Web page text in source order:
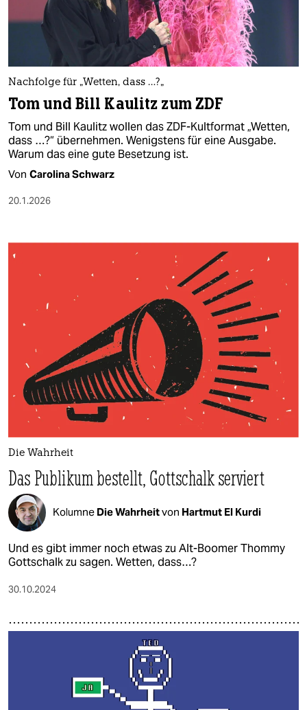
wahrheit
verlag
verlag
veranstaltungen
shop
fragen & hilfe
abo
epaper login
Nachfolge für „Wetten, dass …?„
Tom und Bill Kaulitz zum ZDF
Tom und Bill Kaulitz wollen das ZDF-Kultformat „Wetten,
dass …?“ übernehmen. Wenigstens für eine Ausgabe.
Warum das eine gute Besetzung ist.
Von Carolina Schwarz
20.1.2026
Die Wahrheit
Das Publikum bestellt, Gottschalk serviert
Kolumne Die Wahrheitvon Hartmut El Kurdi
Und es gibt immer noch etwas zu Alt-Boomer Thommy
Gottschalk zu sagen. Wetten, dass…?
30.10.2024